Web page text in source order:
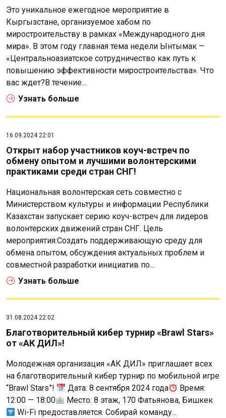
Это уникальное ежегодное мероприятие в
Кыргызстане, организуемое хабом по
миростроительству в рамках «Международного дня
мира». В этом году главная тема недели Ынтымак —
«Центральноазиатское сотрудничество как путь к
повышению эффективности миростроительства». Что
вас ждет?В течение...
Узнать больше
16.09.2024 22:01
Открыт набор участников коуч-встреч по
обмену опытом и лучшими волонтерскими
практиками среди стран СНГ!
Национальная волонтерская сеть совместно с
Министерством культуры и информации Республики
Казахстан запускает серию коуч-встреч для лидеров
волонтерских движений стран СНГ. Цель
мероприятия:Создать поддерживающую среду для
обмена опытом, обсуждения актуальных проблем и
совместной разработки инициатив по...
Узнать больше
31.08.2024 22:02
Благотворительный кибер турнир «Brawl Stars»
от «АК ДИЛ»!
Молодежная организация «АК ДИЛ» приглашает всех
на благотворительный кибер турнир по мобильной игре
“Brawl Stars”!
Дата: 8 сентября 2024 года
Время:
12:00 — 18:00
Место: 8 этаж, 170 Фатьянова, Бишкек
Wi-Fi предоставляется. Собирай команду...